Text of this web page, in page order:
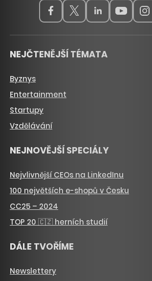
NEJČTENĚJŠÍ TÉMATA
Byznys
Entertainment
Startupy
Vzdělávání
NEJNOVĚJŠÍ SPECIÁLY
Nejvlivnější CEOs na LinkedInu
100 největších e-shopů v Česku
CC25 – 2024
TOP 20 🇨🇿 herních studií
DÁLE TVOŘÍME
Newslettery